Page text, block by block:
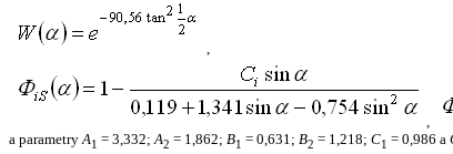
,
,
a parametryA1 = 3,332;A2 = 1,862; B1 = 0,631; B2 = 1,218; C1 = 0,986 a